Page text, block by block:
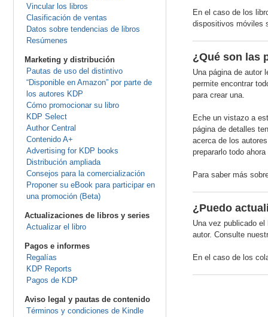
Vincular los libros
Clasificación de ventas
Datos sobre tendencias de libros
Resúmenes
Marketing y distribución
Pautas de uso del distintivo
“Disponible en Amazon” por parte de
los autores KDP
Cómo promocionar su libro
KDP Select
Author Central
Contenido A+
Advertising for KDP books
Distribución ampliada
Consejos para la comercialización
Proponer su eBook para participar en
una promoción (Beta)
Actualizaciones de libros y series
Actualizar el libro
Pagos e informes
Regalías
KDP Reports
Pagos de KDP
Aviso legal y pautas de contenido
Términos y condiciones de Kindle
En el caso de los
dispositivos móviles
¿Qué son las
Una página de autor
permite encontrar
para crear una.
Eche un vistazo a
página de detalles
acerca de los
prepararlo todo
Para saber más
¿Puedo
Una vez publicado
autor. Consulte
En el caso de los